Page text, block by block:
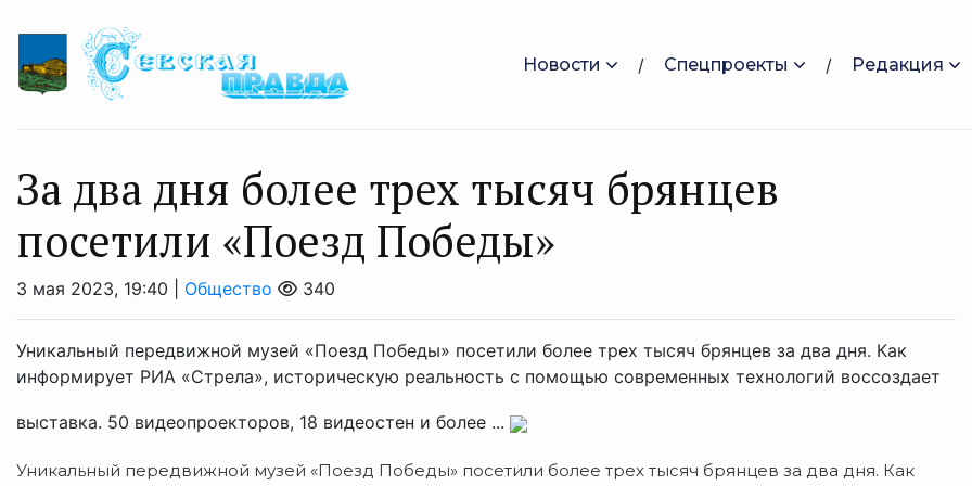
Новости Спецпроекты Редакция
За два дня более трех тысяч брянцев
посетили «Поезд Победы»
3 мая 2023, 19:40 | Общество 340
Уникальный передвижной музей «Поезд Победы» посетили более трех тысяч брянцев за два дня. Как
информирует РИА «Стрела», историческую реальность с помощью современных технологий воссоздает
выставка. 50 видеопроекторов, 18 видеостен и более ...
Уникальный передвижной музей «Поезд Победы» посетили более трех тысяч брянцев за два дня. Как